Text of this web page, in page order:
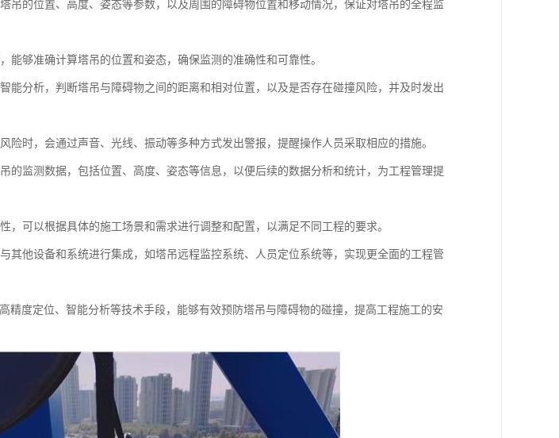
吊的位置、高度、姿态等参数，以及周围的障碍物位置和移动情况，保证对塔吊的全程监
能够准确计算塔吊的位置和姿态，确保监测的准确性和可靠性。
能分析，判断塔吊与障碍物之间的距离和相对位置，以及是否存在碰撞风险，并及时发出
险时，会通过声音、光线、振动等多种方式发出警报，提醒操作人员采取相应的措施。
的监测数据，包括位置、高度、姿态等信息，以便后续的数据分析和统计，为工程管理提
，可以根据具体的施工场景和需求进行调整和配置，以满足不同工程的要求。
其他设备和系统进行集成，如塔吊远程监控系统、人员定位系统等，实现更全面的工程管
精度定位、智能分析等技术手段，能够有效预防塔吊与障碍物的碰撞，提高工程施工的安